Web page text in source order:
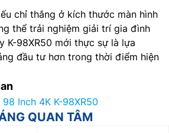
chỉ thắng ở kích thước màn hình
thể trải nghiệm giải trí gia đình
K-98XR50 mới thực sự là lựa
đầu tư hơn trong thời điểm hiện
Inch 4K K-98XR50
QUAN TÂM